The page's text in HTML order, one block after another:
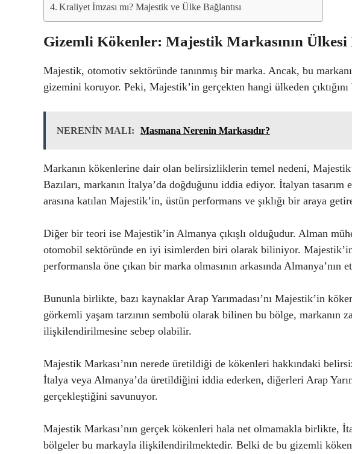
Kraliyet İmzası mı? Majestik ve Ülke Bağlantısı
Gizemli Kökenler: Majestik Markasının Ülkesi
Majestik, otomotiv sektöründe tanınmış bir marka. Ancak, bu
gizemini koruyor. Peki, Majestik’in gerçekten hangi ülkeden
NERENİN MALI: Masmana Nerenin Markasıdır?
Markanın kökenlerine dair olan belirsizliklerin temel nedeni,
Bazıları, markanın İtalya’da doğduğunu iddia ediyor. İtalyan tasarım
arasına katılan Majestik’in, üstün performans ve şıklığı bir araya
Diğer bir teori ise Majestik’in Almanya çıkışlı olduğudur. Alman
otomobil sektöründe en iyi isimlerden biri olarak biliniyor.
performansla öne çıkan bir marka olmasının arkasında Almanya’nın
Bununla birlikte, bazı kaynaklar Arap Yarımadası’nı Majestik’in
görkemli yaşam tarzının sembolü olarak bilinen bu bölge, markanın
ilişkilendirilmesine sebep olabilir.
Majestik Markası’nın nerede üretildiği de kökenleri hakkındaki
İtalya veya Almanya’da üretildiğini iddia ederken, diğerleri Arap
gerçekleştiğini savunuyor.
Majestik Markası’nın gerçek kökenleri hala net olmamakla birlikte,
bölgeler bu markayla ilişkilendirilmektedir. Belki de bu gizemli